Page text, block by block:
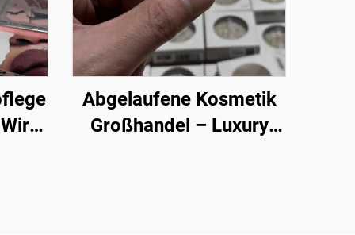
Abgelaufene Kosmetik
Großhandel – Luxury